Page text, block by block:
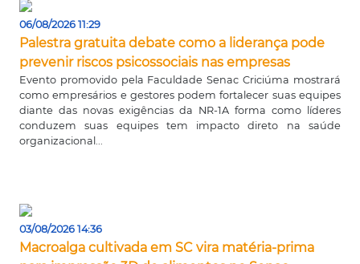
06/08/2026 11:29
Palestra gratuita debate como a liderança pode
prevenir riscos psicossociais nas empresas
Evento promovido pela Faculdade Senac Criciúma mostrará
como empresários e gestores podem fortalecer suas equipes
diante das novas exigências da NR-1A forma como líderes
conduzem suas equipes tem impacto direto na saúde
organizacional...
03/08/2026 14:36
Macroalga cultivada em SC vira matéria-prima